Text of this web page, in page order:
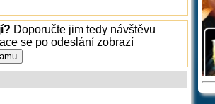
Doporučte jim tedy návštěvu
se po odeslání zobrazí